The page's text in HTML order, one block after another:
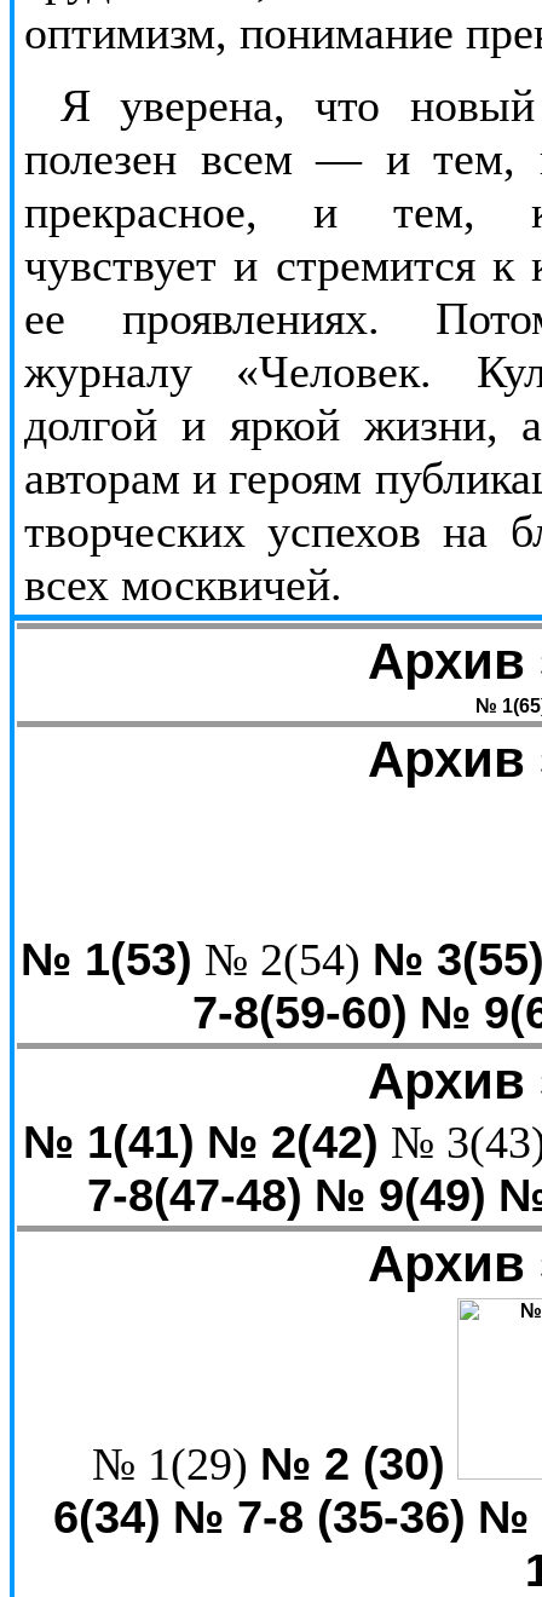
оптимизм, понимание
Я уверена, что
полезен всем — и тем,
прекрасное, и тем,
чувствует и стремится к
ее проявлениях.
журналу «Человек.
долгой и яркой жизни,
авторам и героям
творческих успехов на
всех москвичей.
Архив
№
Архив
№ 1(53) № 2(54) №
7-8(59-60) №
Архив
№ 1(41) № 2(42) №
7-8(47-48) № 9(49) №
Архив
№ 1(29) № 2 (30)
6(34) № 7-8 (35-36) №